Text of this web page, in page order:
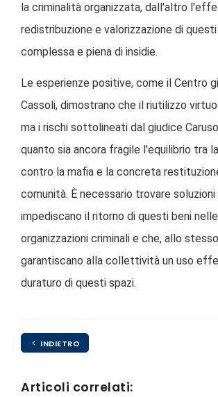
la criminalità organizzata, dall'altro
redistribuzione e valorizzazione di questi
complessa e piena di insidie.
Le esperienze positive, come il Centro
Cassoli, dimostrano che il riutilizzo
ma i rischi sottolineati dal giudice
quanto sia ancora fragile l'equilibrio tra
contro la mafia e la concreta
comunità. È necessario trovare soluzioni
impediscano il ritorno di questi beni
organizzazioni criminali e che, allo
garantiscano alla collettività un uso
duraturo di questi spazi.
INDIETRO
Articoli correlati: